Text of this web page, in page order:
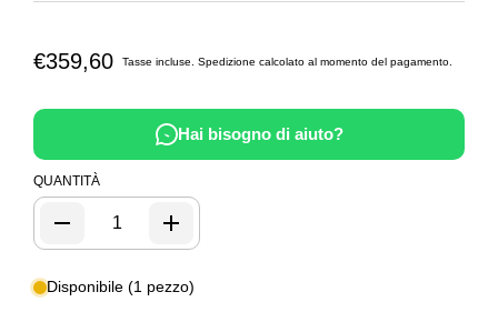
€359,60 Tasse incluse. Spedizione calcolato al momento del pagamento.
Hai bisogno di aiuto?
QUANTITÀ
Disponibile (1 pezzo)